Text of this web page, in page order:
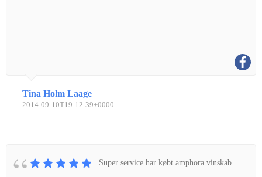
Tina Holm Laage
2014-09-10T19:12:39+0000
Super service har købt amphora vinskab